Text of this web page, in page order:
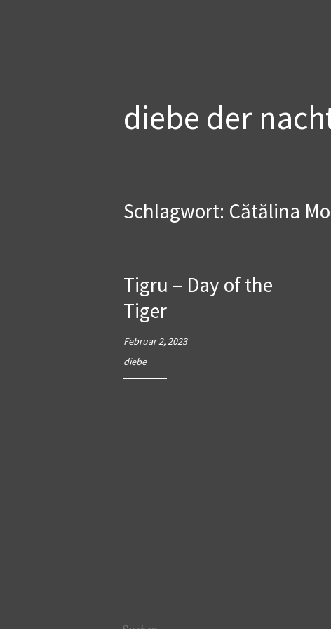
springen
diebe der
Schlagwort: Cătălina
Tigru – Day of the
Tiger
Februar 2, 2023
diebe
Suchen